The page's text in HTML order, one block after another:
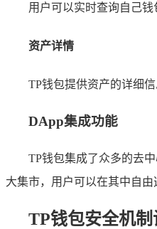
用户可以实时查询自己
资产详情
TP钱包提供资产的详细
DApp集成功能
TP钱包集成了众多的去
大集市，用户可以在其中自
TP钱包安全机制